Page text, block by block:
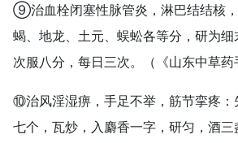
⑨治血栓闭塞性脉管炎，淋巴结结核
蝎、地龙、土元、蜈蚣各等分，研为
次服八分，每日三次。（《山东中草药
⑩治风淫湿痹，手足不举，筋节挛疼：
七个，瓦炒，入麝香一字，研匀，酒